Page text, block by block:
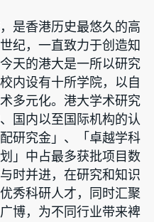
是香港历史最悠久的高
纪，一直致力于创造知
天的港大是一所以研究
内设有十所学院，以自
多元化。港大学术研究
国内以至国际机构的认
研究金」、「卓越学科
」中占最多获批项目数
时并进，在研究和知识
秀科研人才，同时汇聚
博，为不同行业带来裨